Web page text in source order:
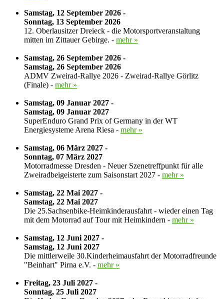
Samstag, 12 September 2026 -
Sonntag, 13 September 2026
12. Oberlausitzer Dreieck - die Motorsportveranstaltung
mitten im Zittauer Gebirge. - mehr »
Samstag, 26 September 2026 -
Samstag, 26 September 2026
ADMV Zweirad-Rallye 2026 - Zweirad-Rallye Görlitz
(Finale) - mehr »
Samstag, 09 Januar 2027 -
Samstag, 09 Januar 2027
SuperEnduro Grand Prix of Germany in der WT
Energiesysteme Arena Riesa - mehr »
Samstag, 06 März 2027 -
Sonntag, 07 März 2027
Motorradmesse Dresden - Neuer Szenetreffpunkt für alle
Zweiradbeigeisterte zum Saisonstart 2027 - mehr »
Samstag, 22 Mai 2027 -
Samstag, 22 Mai 2027
Die 25.Sachsenbike-Heimkinderausfahrt - wieder einen Tag
mit dem Motorrad auf Tour mit Heimkindern - mehr »
Samstag, 12 Juni 2027 -
Samstag, 12 Juni 2027
Die mittlerweile 30.Kinderheimausfahrt der Motorradfreunde
"Beinhart" Pirna e.V. - mehr »
Freitag, 23 Juli 2027 -
Sonntag, 25 Juli 2027